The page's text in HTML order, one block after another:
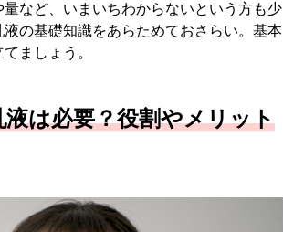
など、いまいちわからないという方も少
の基礎知識をあらためておさらい。基本
ましょう。
は必要？役割やメリット